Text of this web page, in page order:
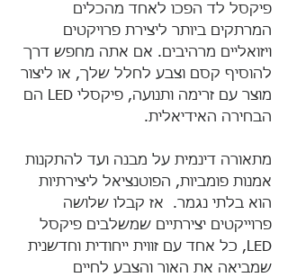
פיקסל לד הפכו לאחד מהכלים
המרתקים ביותר ליצירת פרויקטים
ויזואליים מרהיבים. אם אתה מחפש דרך
להוסיף קסם וצבע לחלל שלך, או ליצור
מוצר עם זרימה ותנועה, פיקסלי LED הם
הבחירה האידיאלית.
מתאורה דינמית על מבנה ועד להתקנות
אמנות פומביות, הפוטנציאל ליצירתיות
הוא בלתי נגמר.  אז קבלו שלושה
פרוייקטים יצירתיים שמשלבים פיקסל
LED, כל אחד עם זווית ייחודית וחדשנית
שמביאה את האור והצבע לחיים